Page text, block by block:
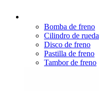
Bomba de freno
Cilindro de rueda
Disco de freno
Pastilla de freno
Tambor de freno